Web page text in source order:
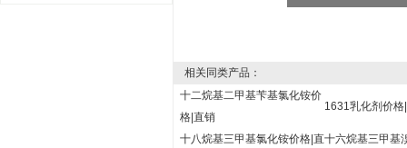
相关同类产品：
十二烷基二甲基苄基氯化铵价
格|直销
1631乳化剂价格
十八烷基三甲基氯化铵价格|直十六烷基三甲基